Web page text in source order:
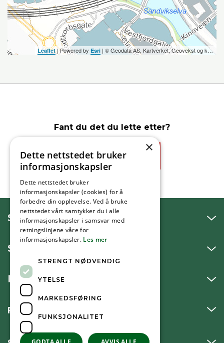
Leaflet| Powered by Esri | ©️ Geodata AS, Kartverket, Geovekst og kommunene, OpenStreetMap
Fant du det du lette etter?
Ja
SNAKK MED OSS
SKRIV TIL OSS
BESØK OSS
FØLG OSS
×
Dette nettstedet bruker
informasjonskapsler
Dette nettstedet bruker
informasjonskapsler (cookies) for å
forbedre din opplevelse. Ved å bruke
nettstedet vårt samtykker du i alle
informasjonskapsler i samsvar med
retningslinjene våre for
informasjonskapsler. Les mer
STRENGT NØDVENDIG
YTELSE
MARKEDSFØRING
FUNKSJONALITET